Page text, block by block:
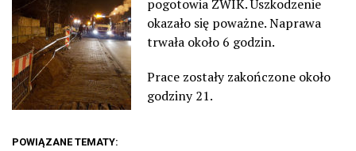
pogotowia ZWIK. Uszkodzenie
okazało się poważne. Naprawa
trwała około 6 godzin.
Prace zostały zakończone około
godziny 21.
POWIĄZANE TEMATY: